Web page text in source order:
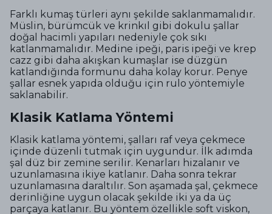
Farklı kumaş türleri aynı şekilde saklanmamalıdır.
Müslin, bürümcük ve krinkıl gibi dokulu şallar
doğal hacimli yapıları nedeniyle çok sıkı
katlanmamalıdır. Medine ipeği, paris ipeği ve krep
cazz gibi daha akışkan kumaşlar ise düzgün
katlandığında formunu daha kolay korur. Penye
şallar esnek yapıda olduğu için rulo yöntemiyle
saklanabilir.
Klasik Katlama Yöntemi
Klasik katlama yöntemi, şalları raf veya çekmece
içinde düzenli tutmak için uygundur. İlk adımda
şal düz bir zemine serilir. Kenarları hizalanır ve
uzunlamasına ikiye katlanır. Daha sonra tekrar
uzunlamasına daraltılır. Son aşamada şal, çekmece
derinliğine uygun olacak şekilde iki ya da üç
parçaya katlanır. Bu yöntem özellikle soft viskon,